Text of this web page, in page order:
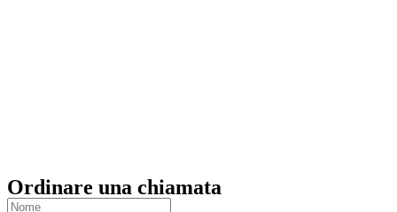
Ordinare una chiamata